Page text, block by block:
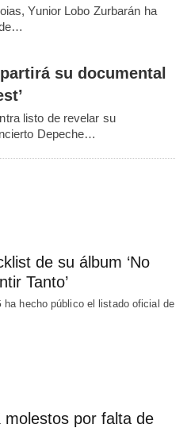
Yunior Lobo Zurbarán ha
su documental
listo de revelar su
Depeche…
de su álbum ‘No
Tanto’
ha hecho público el listado oficial de
molestos por falta de